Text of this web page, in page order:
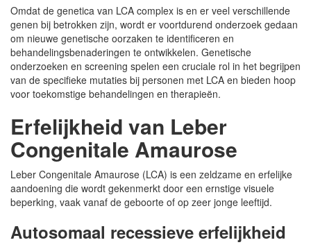
Omdat de genetica van LCA complex is en er veel verschillende
genen bij betrokken zijn, wordt er voortdurend onderzoek gedaan
om nieuwe genetische oorzaken te identificeren en
behandelingsbenaderingen te ontwikkelen. Genetische
onderzoeken en screening spelen een cruciale rol in het begrijpen
van de specifieke mutaties bij personen met LCA en bieden hoop
voor toekomstige behandelingen en therapieën.
Erfelijkheid van Leber
Congenitale Amaurose
Leber Congenitale Amaurose (LCA) is een zeldzame en erfelijke
aandoening die wordt gekenmerkt door een ernstige visuele
beperking, vaak vanaf de geboorte of op zeer jonge leeftijd.
Autosomaal recessieve erfelijkheid